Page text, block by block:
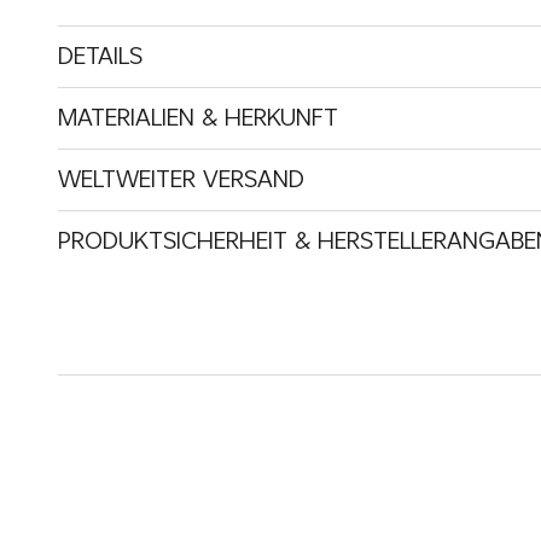
DETAILS
MATERIALIEN & HERKUNFT
WELTWEITER VERSAND
PRODUKTSICHERHEIT &